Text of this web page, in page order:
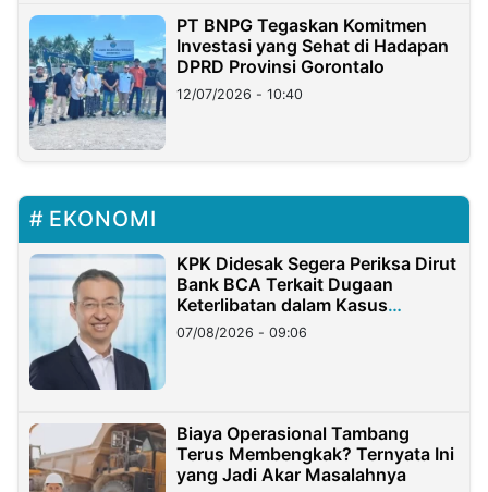
PT BNPG Tegaskan Komitmen
Investasi yang Sehat di Hadapan
DPRD Provinsi Gorontalo
12/07/2026 - 10:40
EKONOMI
KPK Didesak Segera Periksa Dirut
Bank BCA Terkait Dugaan
Keterlibatan dalam Kasus
Hilangnya Dana Nasabah Rp2,58
Miliar
07/08/2026 - 09:06
Biaya Operasional Tambang
Terus Membengkak? Ternyata Ini
yang Jadi Akar Masalahnya